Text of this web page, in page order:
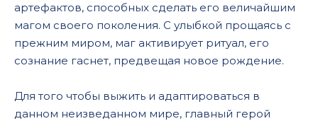
артефактов, способных сделать его величайшим
магом своего поколения. С улыбкой прощаясь с
прежним миром, маг активирует ритуал, его
сознание гаснет, предвещая новое рождение.
Для того чтобы выжить и адаптироваться в
данном неизведанном мире, главный герой